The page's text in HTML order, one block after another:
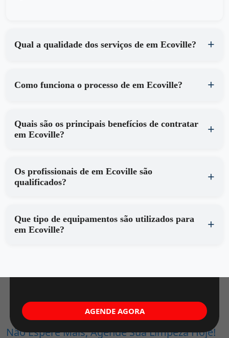
Qual a qualidade dos serviços de em Ecoville?
Como funciona o processo de em Ecoville?
Quais são os principais benefícios de contratar
em Ecoville?
Os profissionais de em Ecoville são
qualificados?
Que tipo de equipamentos são utilizados para
em Ecoville?
Não Espere Mais, Agende Sua Limpeza Hoje!
AGENDE AGORA